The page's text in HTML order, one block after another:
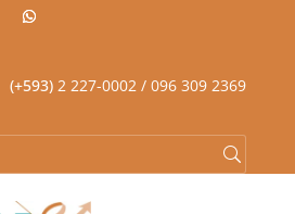
(+593)2 227-0002 / 096 309 2369